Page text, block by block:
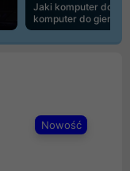
Jaki komputer do
komputer do gier |
Nowość